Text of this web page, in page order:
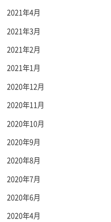
2021年4月
2021年3月
2021年2月
2021年1月
2020年12月
2020年11月
2020年10月
2020年9月
2020年8月
2020年7月
2020年6月
2020年4月